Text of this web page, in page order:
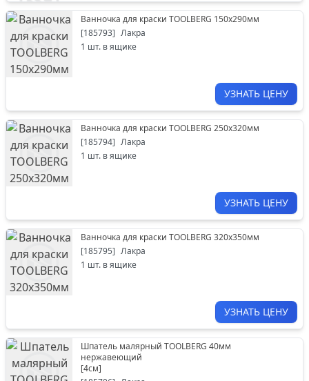
Ванночка для краски TOOLBERG 150х290мм
[185793] Лакра
1 шт. в ящике
УЗНАТЬ ЦЕНУ
Ванночка для краски TOOLBERG 250х320мм
[185794] Лакра
1 шт. в ящике
УЗНАТЬ ЦЕНУ
Ванночка для краски TOOLBERG 320х350мм
[185795] Лакра
1 шт. в ящике
УЗНАТЬ ЦЕНУ
Шпатель малярный TOOLBERG 40мм
нержавеющий
[4см]